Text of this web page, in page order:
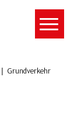
Grundverkehr